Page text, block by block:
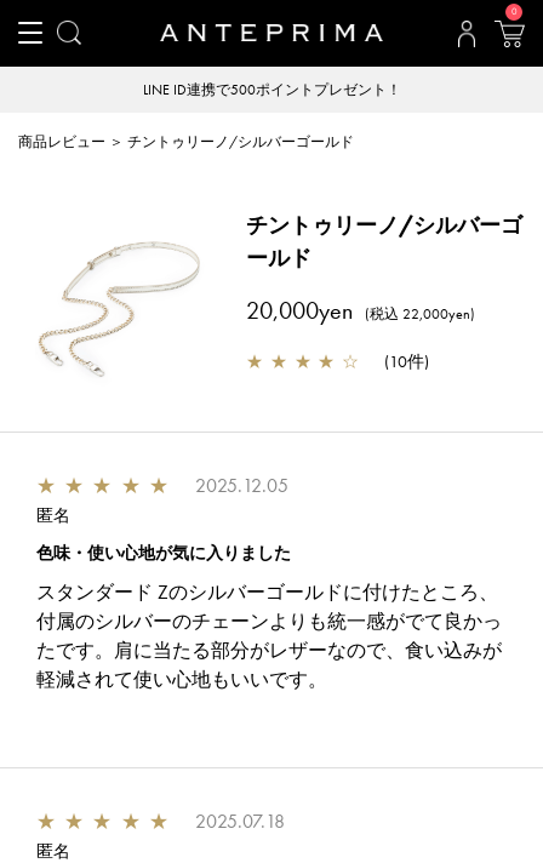
0
LINE ID連携で500ポイントプレゼント！
商品レビュー ＞ チントゥリーノ/シルバーゴールド
チントゥリーノ/シルバーゴ
ールド
20,000yen (税込 22,000yen)
★ ★ ★ ★ ☆ (10件)
★ ★ ★ ★ ★ 2025.12.05
匿名
色味・使い心地が気に入りました
スタンダード Zのシルバーゴールドに付けたところ、
付属のシルバーのチェーンよりも統一感がでて良かっ
たです。肩に当たる部分がレザーなので、食い込みが
軽減されて使い心地もいいです。
★ ★ ★ ★ ★ 2025.07.18
匿名